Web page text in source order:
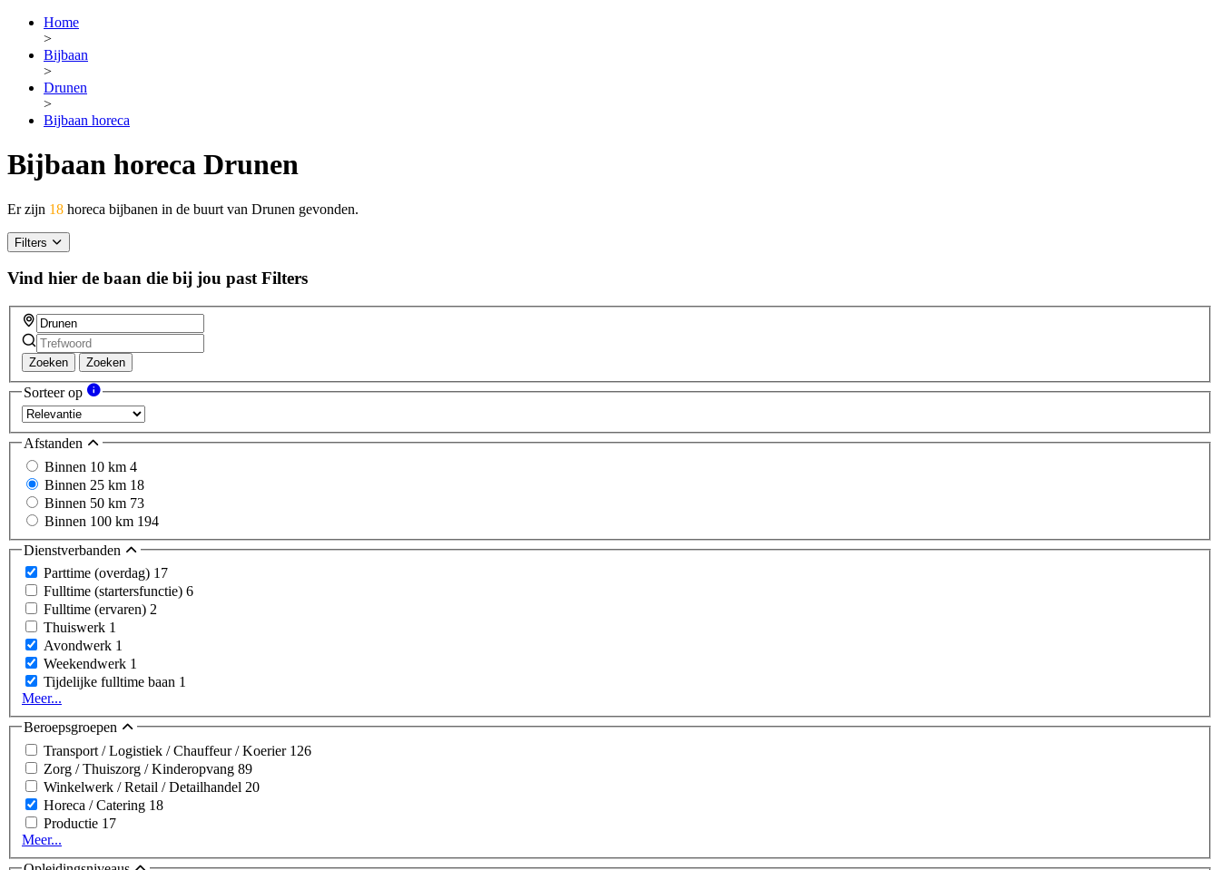
Home
>
Bijbaan
>
Drunen
>
Bijbaan horeca
Bijbaan horeca Drunen
Er zijn 18 horeca bijbanen in de buurt van Drunen gevonden.
Filters
Vind hier de baan die bij jou past Filters
Zoeken Zoeken
Sorteer op
Afstanden
Binnen 10 km 4
Binnen 25 km 18
Binnen 50 km 73
Binnen 100 km 194
Dienstverbanden
Parttime (overdag) 17
Fulltime (startersfunctie) 6
Fulltime (ervaren) 2
Thuiswerk 1
Avondwerk 1
Weekendwerk 1
Tijdelijke fulltime baan 1
Meer...
Beroepsgroepen
Transport / Logistiek / Chauffeur / Koerier 126
Zorg / Thuiszorg / Kinderopvang 89
Winkelwerk / Retail / Detailhandel 20
Horeca / Catering 18
Productie 17
Meer...